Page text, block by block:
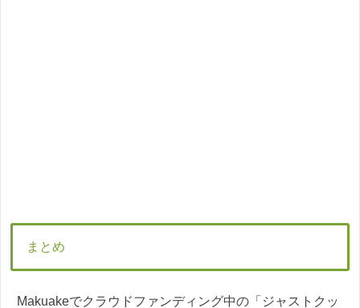
まとめ
Makuakeでクラウドファンディング中の「ジャストクッ